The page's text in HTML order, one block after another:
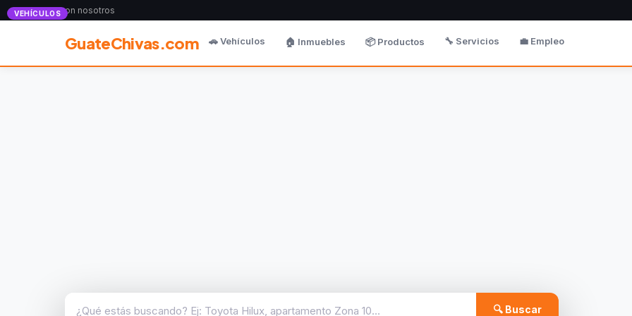
Anunciate con nosotros
GuateChivas.com 🚗 Vehículos 🏠 Inmuebles 📦 Productos 🔧 Servicios 💼 Empleo
🔍 Buscar
VEHÍCULOS